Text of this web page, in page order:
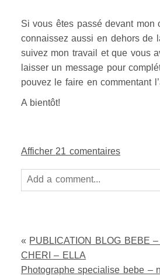
Si vous êtes passé devant mon
connaissez aussi en dehors de
suivez mon travail et que vous
laisser un message pour
pouvez le faire en commentant
A bientôt!
Afficher 21 comentaires
Add a comment...
« PUBLICATION BLOG BEBE
CHERI – ELLA
Photographe specialise bebe –